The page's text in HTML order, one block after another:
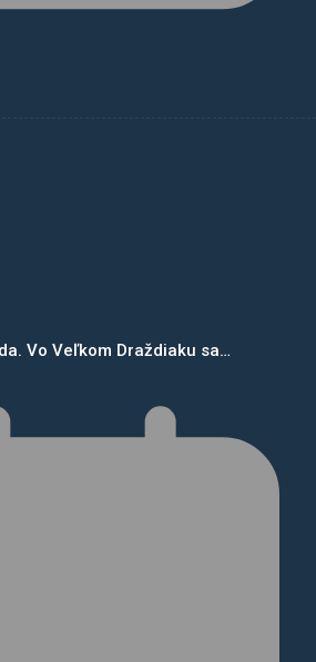
Vo Veľkom Draždiaku sa…